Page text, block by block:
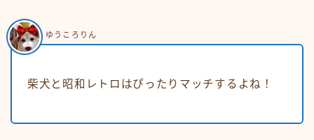
柴犬と昭和レトロはぴったりマッチするよね！
ゆうころりん